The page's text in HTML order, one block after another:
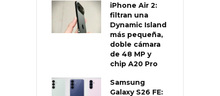
iPhone Air 2:
filtran una
Dynamic Island
más pequeña,
doble cámara
de 48 MP y
chip A20 Pro
Samsung
Galaxy S26 FE: